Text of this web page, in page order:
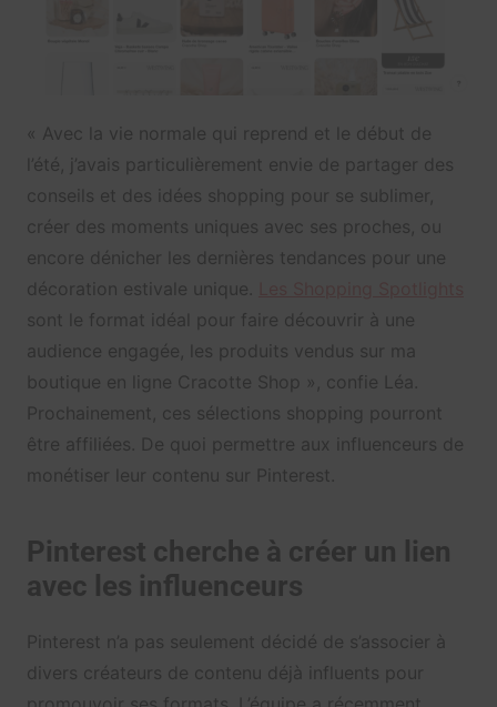
« Avec la vie normale qui reprend et le début de
l’été, j’avais particulièrement envie de partager des
conseils et des idées shopping pour se sublimer,
créer des moments uniques avec ses proches, ou
encore dénicher les dernières tendances pour une
décoration estivale unique.
sont le format idéal pour faire découvrir à une
audience engagée, les produits vendus sur ma
boutique en ligne Cracotte Shop », confie Léa.
Prochainement, ces sélections shopping pourront
être affiliées. De quoi permettre aux influenceurs de
monétiser leur contenu sur Pinterest.
Pinterest cherche à créer un lien
avec les influenceurs
Pinterest n’a pas seulement décidé de s’associer à
divers créateurs de contenu déjà influents pour